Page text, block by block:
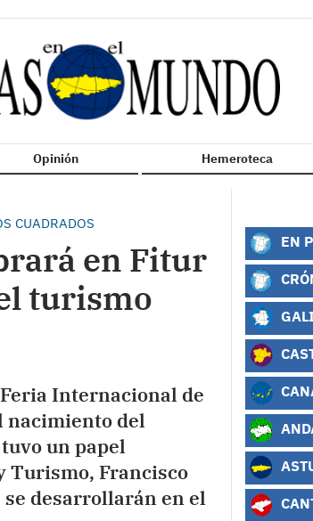
Opinión Hemeroteca
CUADRADOS
en Fitur
turismo
Internacional de
nacimiento del
un papel
Turismo, Francisco
desarrollarán en el
EN